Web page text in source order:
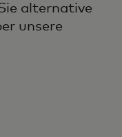
alternative
unsere